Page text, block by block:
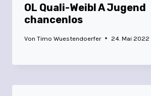
OL Quali-Weibl A Jugend
chancenlos
Von Timo Wuestendoerfer 24. Mai 2022